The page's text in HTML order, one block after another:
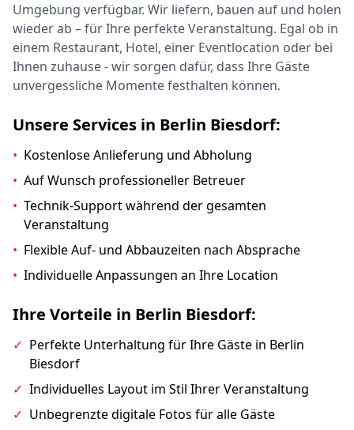
Umgebung verfügbar. Wir liefern, bauen auf und holen
wieder ab – für Ihre perfekte Veranstaltung. Egal ob in
einem Restaurant, Hotel, einer Eventlocation oder bei
Ihnen zuhause - wir sorgen dafür, dass Ihre Gäste
unvergessliche Momente festhalten können.
Unsere Services in Berlin Biesdorf:
• Kostenlose Anlieferung und Abholung
• Auf Wunsch professioneller Betreuer
• Technik-Support während der gesamten
Veranstaltung
• Flexible Auf- und Abbauzeiten nach Absprache
• Individuelle Anpassungen an Ihre Location
Ihre Vorteile in Berlin Biesdorf:
✓ Perfekte Unterhaltung für Ihre Gäste in Berlin
Biesdorf
✓ Individuelles Layout im Stil Ihrer Veranstaltung
✓ Unbegrenzte digitale Fotos für alle Gäste